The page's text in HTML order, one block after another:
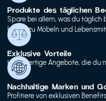
Produkte des täglichen
Spare bei allem, was du täglich
bis hin zu Möbeln und
Exklusive Vorteile
Hochwertige Angebote, die du
Nachhaltige Marken und
Profitiere von exklusiven